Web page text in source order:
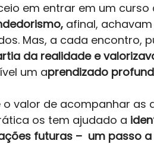
em entrar em um curso
afinal,
Mas, a cada encontro,
da realidade e
um aprendizado
valor de acompanhar as
os tem ajudado a
futuras –  um passo